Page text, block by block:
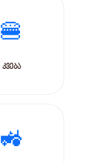
🍔
კვება
🚜